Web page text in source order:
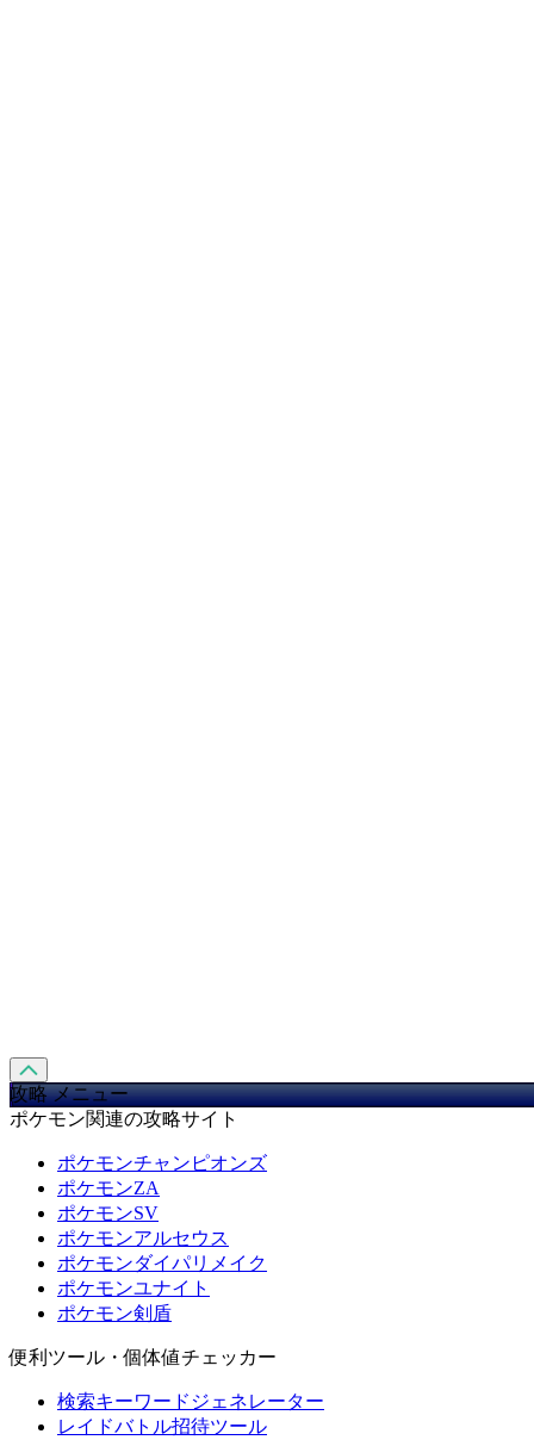
攻略 メニュー
ポケモン関連の攻略サイト
ポケモンチャンピオンズ
ポケモンZA
ポケモンSV
ポケモンアルセウス
ポケモンダイパリメイク
ポケモンユナイト
ポケモン剣盾
便利ツール・個体値チェッカー
検索キーワードジェネレーター
レイドバトル招待ツール